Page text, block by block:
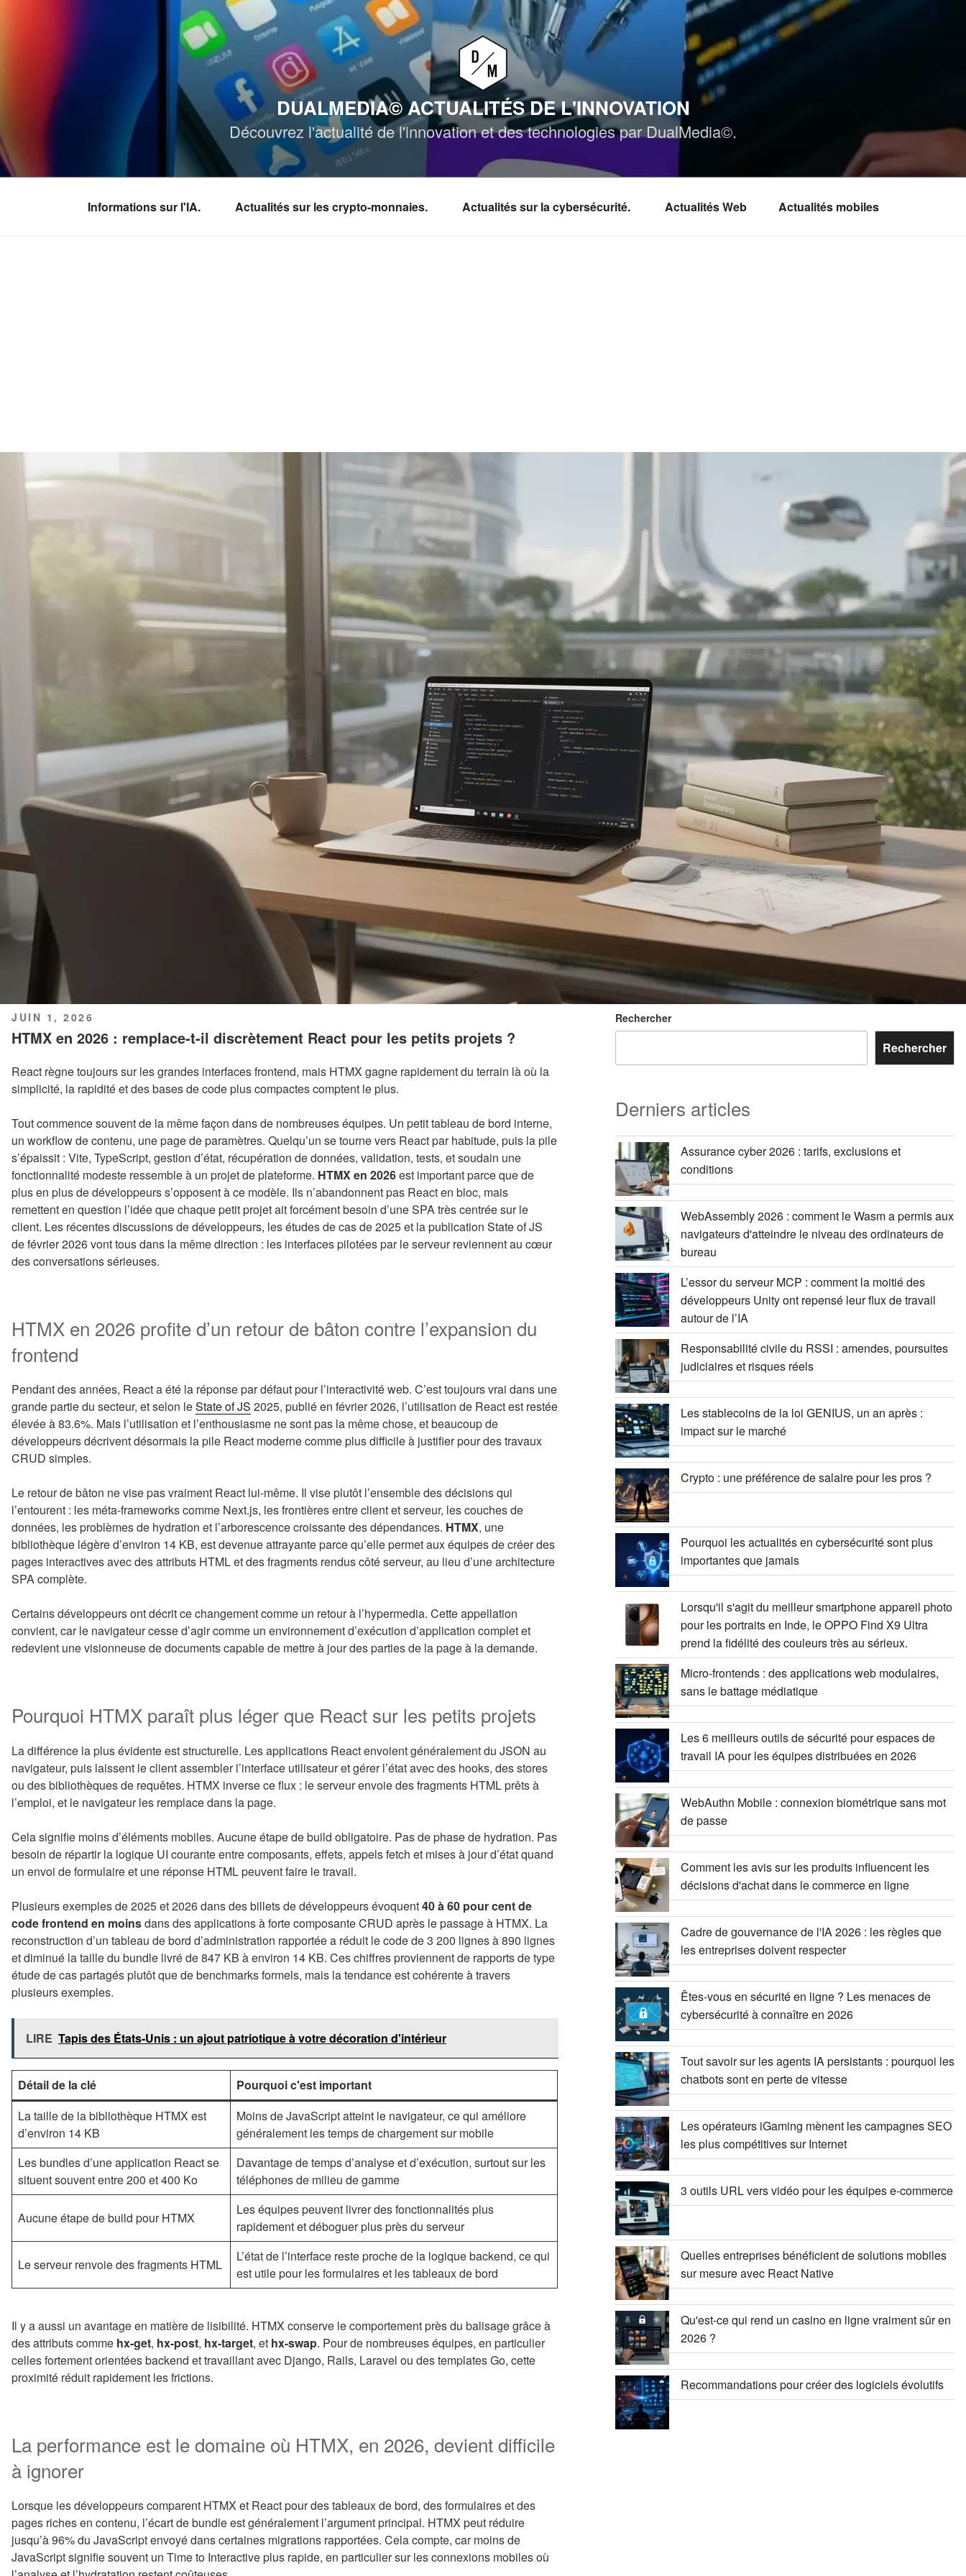
DUALMEDIA© ACTUALITÉS DE L'INNOVATION
Découvrez l'actualité de l'innovation et des technologies par DualMedia©.
Informations sur l'IA. Actualités sur les crypto-monnaies. Actualités sur la cybersécurité. Actualités Web Actualités mobiles
PUBLIÉ
LE
JUIN 1, 2026
HTMX en 2026 : remplace-t-il discrètement React pour les petits projets ?
React règne toujours sur les grandes interfaces frontend, mais HTMX gagne rapidement du terrain là où la
simplicité, la rapidité et des bases de code plus compactes comptent le plus.
Tout commence souvent de la même façon dans de nombreuses équipes. Un petit tableau de bord interne,
un workflow de contenu, une page de paramètres. Quelqu’un se tourne vers React par habitude, puis la pile
s’épaissit : Vite, TypeScript, gestion d’état, récupération de données, validation, tests, et soudain une
fonctionnalité modeste ressemble à un projet de plateforme. HTMX en 2026est important parce que de
plus en plus de développeurs s’opposent à ce modèle. Ils n’abandonnent pas React en bloc, mais
remettent en question l’idée que chaque petit projet ait forcément besoin d’une SPA très centrée sur le
client. Les récentes discussions de développeurs, les études de cas de 2025 et la publication State of JS
de février 2026 vont tous dans la même direction : les interfaces pilotées par le serveur reviennent au cœur
des conversations sérieuses.
HTMX en 2026 profite d’un retour de bâton contre l’expansion du
frontend
Pendant des années, React a été la réponse par défaut pour l’interactivité web. C’est toujours vrai dans une
grande partie du secteur, et selon leState of JS 2025, publié en février 2026, l’utilisation de React est restée
élevée à 83.6%. Mais l’utilisation et l’enthousiasme ne sont pas la même chose, et beaucoup de
développeurs décrivent désormais la pile React moderne comme plus difficile à justifier pour des travaux
CRUD simples.
Le retour de bâton ne vise pas vraiment React lui-même. Il vise plutôt l’ensemble des décisions qui
l’entourent : les méta-frameworks comme Next.js, les frontières entre client et serveur, les couches de
données, les problèmes de hydration et l’arborescence croissante des dépendances. HTMX, une
bibliothèque légère d’environ 14 KB, est devenue attrayante parce qu’elle permet aux équipes de créer des
pages interactives avec des attributs HTML et des fragments rendus côté serveur, au lieu d’une architecture
SPA complète.
Certains développeurs ont décrit ce changement comme un retour à l’hypermedia. Cette appellation
convient, car le navigateur cesse d’agir comme un environnement d’exécution d’application complet et
redevient une visionneuse de documents capable de mettre à jour des parties de la page à la demande.
Pourquoi HTMX paraît plus léger que React sur les petits projets
La différence la plus évidente est structurelle. Les applications React envoient généralement du JSON au
navigateur, puis laissent le client assembler l’interface utilisateur et gérer l’état avec des hooks, des stores
ou des bibliothèques de requêtes. HTMX inverse ce flux : le serveur envoie des fragments HTML prêts à
l’emploi, et le navigateur les remplace dans la page.
Cela signifie moins d’éléments mobiles. Aucune étape de build obligatoire. Pas de phase de hydration. Pas
besoin de répartir la logique UI courante entre composants, effets, appels fetch et mises à jour d’état quand
un envoi de formulaire et une réponse HTML peuvent faire le travail.
Plusieurs exemples de 2025 et 2026 dans des billets de développeurs évoquent40 à 60 pour cent de
code frontend en moinsdans des applications à forte composante CRUD après le passage à HTMX. La
reconstruction d’un tableau de bord d’administration rapportée a réduit le code de 3 200 lignes à 890 lignes
et diminué la taille du bundle livré de 847 KB à environ 14 KB. Ces chiffres proviennent de rapports de type
étude de cas partagés plutôt que de benchmarks formels, mais la tendance est cohérente à travers
plusieurs exemples.
LIRE Tapis des États-Unis : un ajout patriotique à votre décoration d'intérieur
Détail de la clé
Pourquoi c'est important
La taille de la bibliothèque HTMX est
d’environ 14 KB
Moins de JavaScript atteint le navigateur, ce qui améliore
généralement les temps de chargement sur mobile
Les bundles d’une application React se
situent souvent entre 200 et 400 Ko
Davantage de temps d’analyse et d’exécution, surtout sur les
téléphones de milieu de gamme
Aucune étape de build pour HTMX
Les équipes peuvent livrer des fonctionnalités plus
rapidement et déboguer plus près du serveur
Le serveur renvoie des fragments HTML
L’état de l’interface reste proche de la logique backend, ce qui
est utile pour les formulaires et les tableaux de bord
Il y a aussi un avantage en matière de lisibilité. HTMX conserve le comportement près du balisage grâce à
des attributs comme hx-get, hx-post, hx-target, et hx-swap. Pour de nombreuses équipes, en particulier
celles fortement orientées backend et travaillant avec Django, Rails, Laravel ou des templates Go, cette
proximité réduit rapidement les frictions.
La performance est le domaine où HTMX, en 2026, devient difficile
à ignorer
Lorsque les développeurs comparent HTMX et React pour des tableaux de bord, des formulaires et des
pages riches en contenu, l’écart de bundle est généralement l’argument principal. HTMX peut réduire
jusqu’à 96% du JavaScript envoyé dans certaines migrations rapportées. Cela compte, car moins de
JavaScript signifie souvent un Time to Interactive plus rapide, en particulier sur les connexions mobiles où
Rechercher
Rechercher
Derniers articles
Assurance cyber 2026 : tarifs, exclusions et
conditions
WebAssembly 2026 : comment le Wasm a permis aux
navigateurs d'atteindre le niveau des ordinateurs de
bureau
L’essor du serveur MCP : comment la moitié des
développeurs Unity ont repensé leur flux de travail
autour de l’IA
Responsabilité civile du RSSI : amendes, poursuites
judiciaires et risques réels
Les stablecoins de la loi GENIUS, un an après :
impact sur le marché
Crypto : une préférence de salaire pour les pros ?
Pourquoi les actualités en cybersécurité sont plus
importantes que jamais
Lorsqu'il s'agit du meilleur smartphone appareil photo
pour les portraits en Inde, le OPPO Find X9 Ultra
prend la fidélité des couleurs très au sérieux.
Micro-frontends : des applications web modulaires,
sans le battage médiatique
Les 6 meilleurs outils de sécurité pour espaces de
travail IA pour les équipes distribuées en 2026
WebAuthn Mobile : connexion biométrique sans mot
de passe
Comment les avis sur les produits influencent les
décisions d'achat dans le commerce en ligne
Cadre de gouvernance de l'IA 2026 : les règles que
les entreprises doivent respecter
Êtes-vous en sécurité en ligne ? Les menaces de
cybersécurité à connaître en 2026
Tout savoir sur les agents IA persistants : pourquoi les
chatbots sont en perte de vitesse
Les opérateurs iGaming mènent les campagnes SEO
les plus compétitives sur Internet
3 outils URL vers vidéo pour les équipes e-commerce
Quelles entreprises bénéficient de solutions mobiles
sur mesure avec React Native
Qu'est-ce qui rend un casino en ligne vraiment sûr en
2026 ?
Recommandations pour créer des logiciels évolutifs